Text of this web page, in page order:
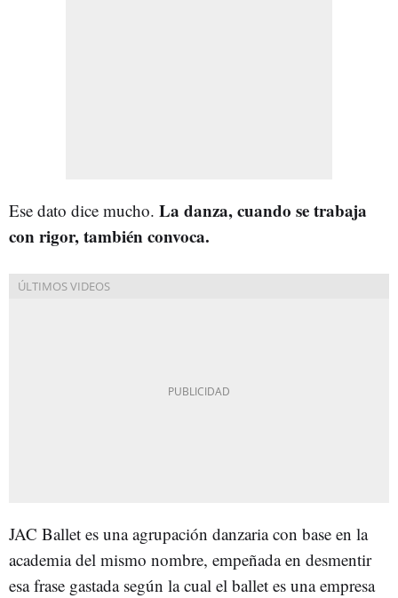
Ese dato dice mucho. La danza, cuando se trabaja
con rigor, también convoca.
JAC Ballet es una agrupación danzaria con base en la
academia del mismo nombre, empeñada en desmentir
esa frase gastada según la cual el ballet es una empresa